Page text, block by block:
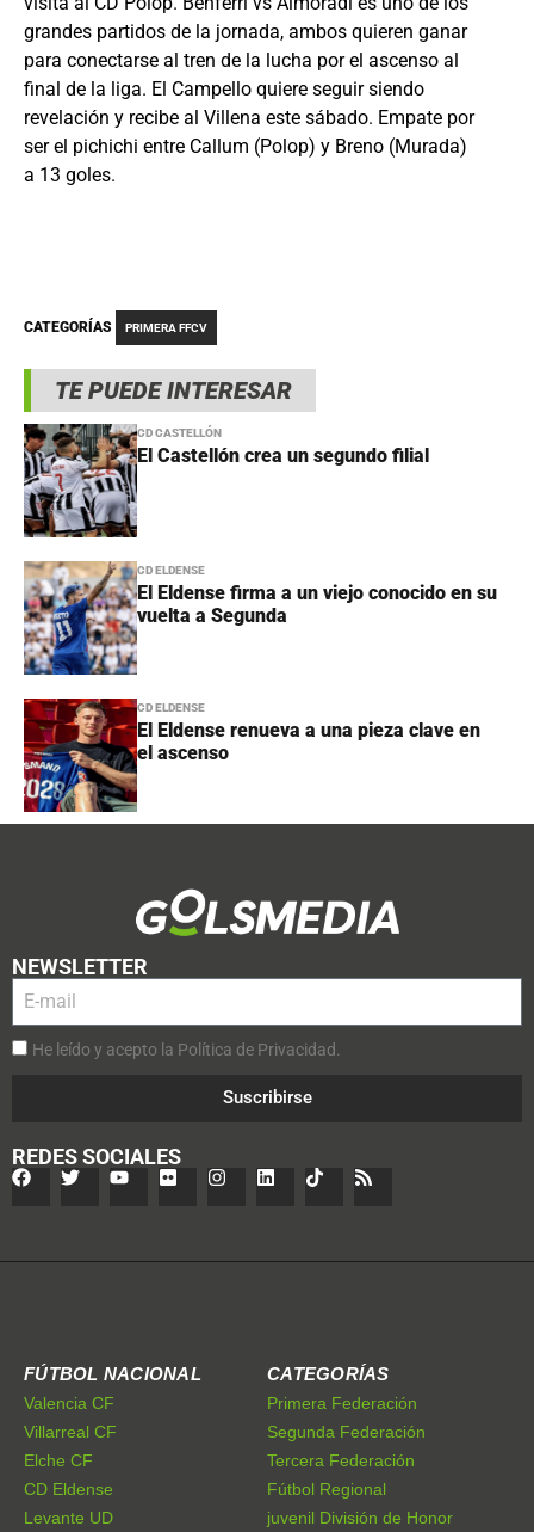
TE PUEDE INTERESAR
CD CASTELLÓN
El Castellón crea un segundo filial
CD ELDENSE
El Eldense firma a un viejo conocido en su
vuelta a Segunda
CD ELDENSE
El Eldense renueva a una pieza clave en
el ascenso
grandes partidos de la jornada, ambos quieren ganar
para conectarse al tren de la lucha por el ascenso al
final de la liga. El Campello quiere seguir siendo
revelación y recibe al Villena este sábado. Empate por
ser el pichichi entre Callum (Polop) y Breno (Murada)
a 13 goles.
CATEGORÍAS PRIMERA FFCV
NEWSLETTER
He leído y acepto la Política de Privacidad.
Suscribirse
REDES SOCIALES
FÚTBOL NACIONAL
Valencia CF
Villarreal CF
Elche CF
CD Eldense
Levante UD
CATEGORÍAS
Primera Federación
Segunda Federación
Tercera Federación
Fútbol Regional
juvenil División de Honor